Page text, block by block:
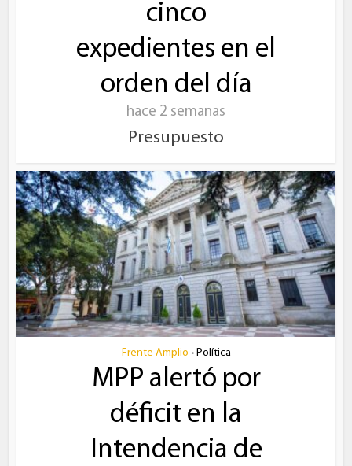
cinco
expedientes en el
orden del día
hace 2 semanas
Presupuesto
Frente Amplio • Política
MPP alertó por
déficit en la
Intendencia de